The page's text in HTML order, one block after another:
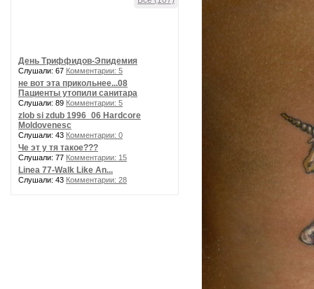
День Триффидов-Эпидемия
Слушали: 67 Комментарии: 5
не вот эта прикольнее...08
Пациенты утопили санитара
Слушали: 89 Комментарии: 5
zlob si zdub 1996_06 Hardcore
Moldovenesc
Слушали: 43 Комментарии: 0
Че эт у тя такое???
Слушали: 77 Комментарии: 15
Linea 77-Walk Like An...
Слушали: 43 Комментарии: 28